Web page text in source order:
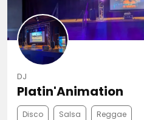
DJ
Platin'Animation
Disco Salsa Reggae